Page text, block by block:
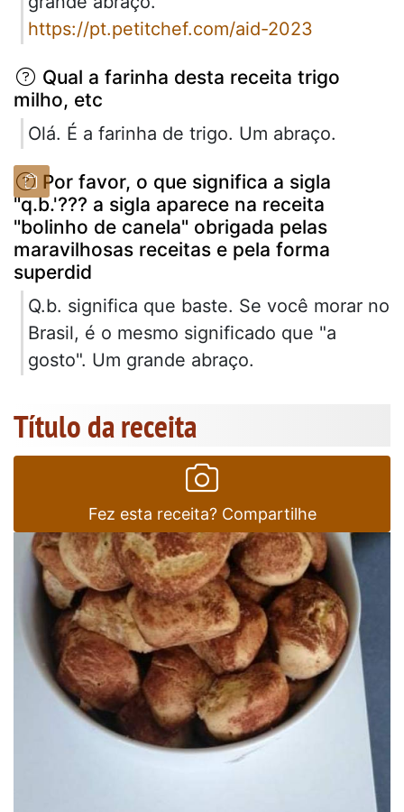
https://pt.petitchef.com/aid-2023
Qual a farinha desta receita trigo
milho, etc
Olá. É a farinha de trigo. Um abraço.
Por favor, o que significa a sigla
"q.b.'??? a sigla aparece na receita
"bolinho de canela" obrigada pelas
maravilhosas receitas e pela forma
superdid
Q.b. significa que baste. Se você morar no
Brasil, é o mesmo significado que "a
gosto". Um grande abraço.
Título da receita
Fez esta receita? Compartilhe